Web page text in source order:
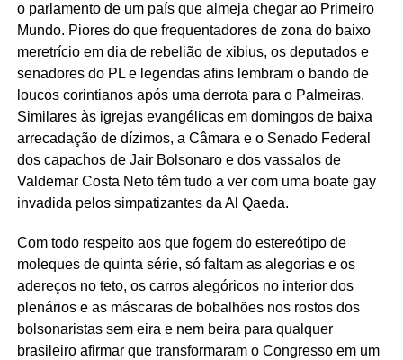
o parlamento de um país que almeja chegar ao Primeiro
Mundo. Piores do que frequentadores de zona do baixo
meretrício em dia de rebelião de xibius, os deputados e
senadores do PL e legendas afins lembram o bando de
loucos corintianos após uma derrota para o Palmeiras.
Similares às igrejas evangélicas em domingos de baixa
arrecadação de dízimos, a Câmara e o Senado Federal
dos capachos de Jair Bolsonaro e dos vassalos de
Valdemar Costa Neto têm tudo a ver com uma boate gay
invadida pelos simpatizantes da Al Qaeda.
Com todo respeito aos que fogem do estereótipo de
moleques de quinta série, só faltam as alegorias e os
adereços no teto, os carros alegóricos no interior dos
plenários e as máscaras de bobalhões nos rostos dos
bolsonaristas sem eira e nem beira para qualquer
brasileiro afirmar que transformaram o Congresso em um